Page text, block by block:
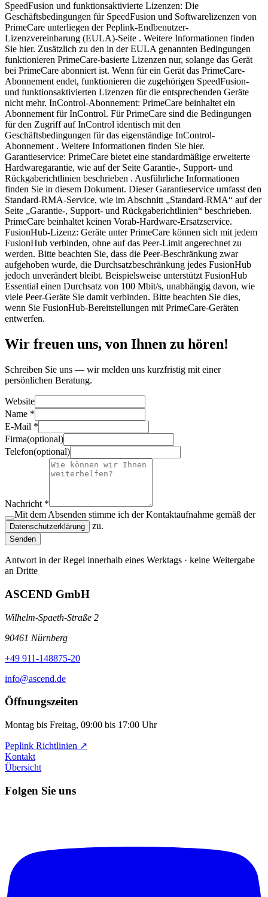
SpeedFusion und funktionsaktivierte Lizenzen: Die
Geschäftsbedingungen für SpeedFusion und Softwarelizenzen von
PrimeCare unterliegen der Peplink-Endbenutzer-
Lizenzvereinbarung (EULA)-Seite . Weitere Informationen finden
Sie hier. Zusätzlich zu den in der EULA genannten Bedingungen
funktionieren PrimeCare-basierte Lizenzen nur, solange das Gerät
bei PrimeCare abonniert ist. Wenn für ein Gerät das PrimeCare-
Abonnement endet, funktionieren die zugehörigen SpeedFusion-
und funktionsaktivierten Lizenzen für die entsprechenden Geräte
nicht mehr. InControl-Abonnement: PrimeCare beinhaltet ein
Abonnement für InControl. Für PrimeCare sind die Bedingungen
für den Zugriff auf InControl identisch mit den
Geschäftsbedingungen für das eigenständige InControl-
Abonnement . Weitere Informationen finden Sie hier.
Garantieservice: PrimeCare bietet eine standardmäßige erweiterte
Hardwaregarantie, wie auf der Seite Garantie-, Support- und
Rückgaberichtlinien beschrieben . Ausführliche Informationen
finden Sie in diesem Dokument. Dieser Garantieservice umfasst den
Standard-RMA-Service, wie im Abschnitt „Standard-RMA“ auf der
Seite „Garantie-, Support- und Rückgaberichtlinien“ beschrieben.
PrimeCare beinhaltet keinen Vorab-Hardware-Ersatzservice.
FusionHub-Lizenz: Geräte unter PrimeCare können sich mit jedem
FusionHub verbinden, ohne auf das Peer-Limit angerechnet zu
werden. Bitte beachten Sie, dass die Peer-Beschränkung zwar
aufgehoben wurde, die Durchsatzbeschränkung jedes FusionHub
jedoch unverändert bleibt. Beispielsweise unterstützt FusionHub
Essential einen Durchsatz von 100 Mbit/s, unabhängig davon, wie
viele Peer-Geräte Sie damit verbinden. Bitte beachten Sie dies,
wenn Sie FusionHub-Bereitstellungen mit PrimeCare-Geräten
entwerfen.
Wir freuen uns, von Ihnen zu hören!
Schreiben Sie uns — wir melden uns kurzfristig mit einer
persönlichen Beratung.
Website
Name *
E-Mail *
Firma(optional)
Telefon(optional)
Nachricht *
Mit dem Absenden stimme ich der Kontaktaufnahme gemäß der
Datenschutzerklärung zu.
Senden
Antwort in der Regel innerhalb eines Werktags · keine Weitergabe
an Dritte
ASCEND GmbH
Wilhelm-Spaeth-Straße 2
90461 Nürnberg
+49 911-148875-20
info@ascend.de
Öffnungszeiten
Montag bis Freitag, 09:00 bis 17:00 Uhr
Peplink Richtlinien ↗️
Kontakt
Übersicht
Folgen Sie uns